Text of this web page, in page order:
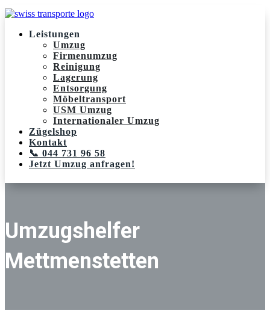
Leistungen
Umzug
Firmenumzug
Reinigung
Lagerung
Entsorgung
Möbeltransport
USM Umzug
Internationaler Umzug
Zügelshop
Kontakt
📞 044 731 96 58
Jetzt Umzug anfragen!
Umzugshelfer
Mettmenstetten